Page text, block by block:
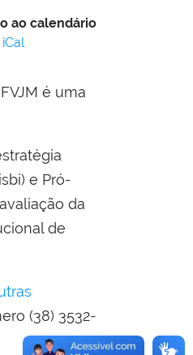
ao calendário
iCal
é uma
e Pró-
da
de
(38) 3532-